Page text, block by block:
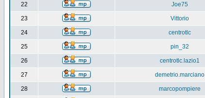
22 Joe75
23 Vittorio
24 centrotlc
25 pin_32
26 centrotlc.lazio1
27 demetrio.marciano
28 marcopompiere